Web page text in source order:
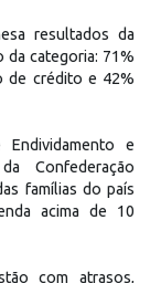
resultados da
da categoria: 71%
de crédito e 42%
e
Confederação
famílias do país
acima de 10
com atrasos,